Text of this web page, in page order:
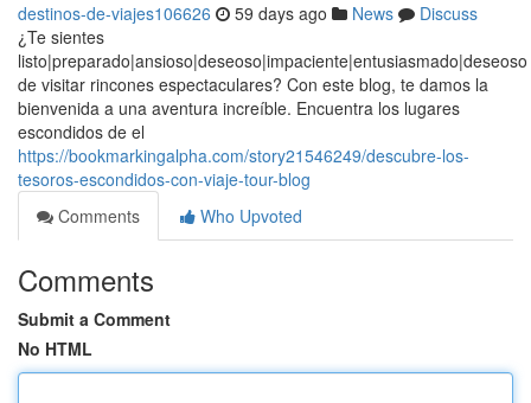
destinos-de-viajes106626 59 days ago News
Discuss
¿Te sientes
listo|preparado|ansioso|deseoso|impaciente|entusiasmado|deseoso
de visitar rincones espectaculares? Con este blog, te damos la
bienvenida a una aventura increíble. Encuentra los lugares
escondidos de el
https://bookmarkingalpha.com/story21546249/descubre-los-
tesoros-escondidos-con-viaje-tour-blog
Comments
Who Upvoted
Comments
Submit a Comment
No HTML